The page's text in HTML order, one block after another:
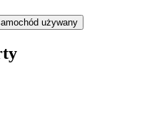
używany